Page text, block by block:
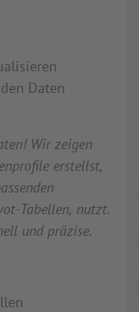
Daten
Wir zeigen
erstellst,
Tabellen, nutzt.
und präzise.